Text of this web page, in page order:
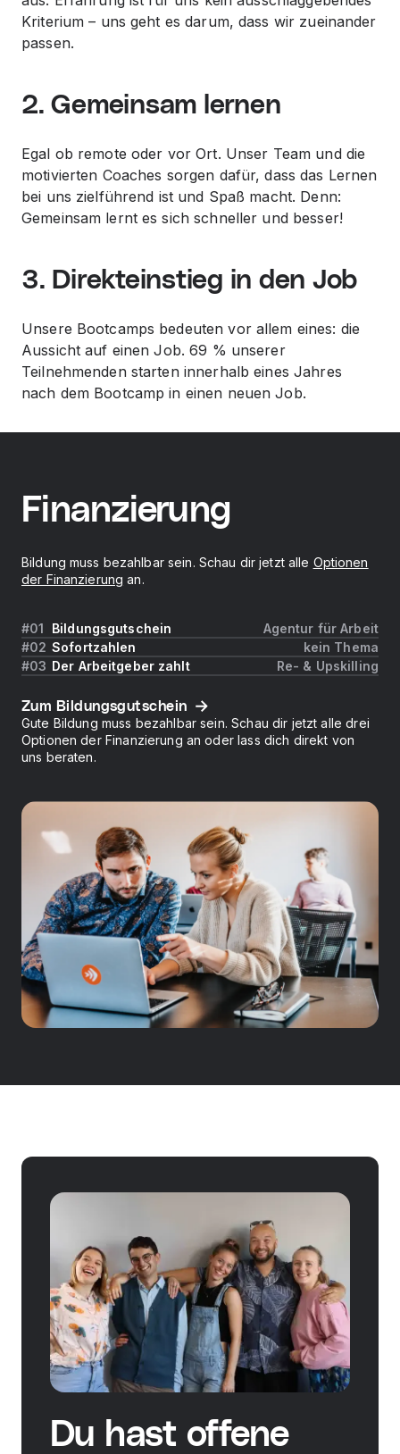
Kriterium – uns geht es darum, dass wir zueinander
passen.
2. Gemeinsam lernen
Egal ob remote oder vor Ort. Unser Team und die
motivierten Coaches sorgen dafür, dass das Lernen
bei uns zielführend ist und Spaß macht. Denn:
Gemeinsam lernt es sich schneller und besser!
3. Direkteinstieg in den Job
Unsere Bootcamps bedeuten vor allem eines: die
Aussicht auf einen Job. 69 % unserer
Teilnehmenden starten innerhalb eines Jahres
nach dem Bootcamp in einen neuen Job.
Finanzierung
Bildung muss bezahlbar sein. Schau dir jetzt alle Optionen
der Finanzierung an.
Bildungsgutschein
Agentur für Arbeit
Sofortzahlen
kein Thema
Der Arbeitgeber zahlt
Re- & Upskilling
Zum Bildungsgutschein
Gute Bildung muss bezahlbar sein. Schau dir jetzt alle drei
Optionen der Finanzierung an oder lass dich direkt von
uns beraten.
Du hast offene